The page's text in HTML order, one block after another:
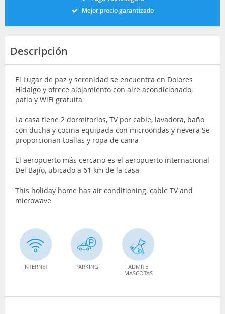
Mejor precio garantizado
Descripción
El Lugar de paz y serenidad se encuentra en Dolores
Hidalgo y ofrece alojamiento con aire acondicionado,
patio y WiFi gratuita
La casa tiene 2 dormitorios, TV por cable, lavadora, baño
con ducha y cocina equipada con microondas y nevera Se
proporcionan toallas y ropa de cama
El aeropuerto más cercano es el aeropuerto internacional
Del Bajío, ubicado a 61 km de la casa
This holiday home has air conditioning, cable TV and
microwave
INTERNET PARKING
ADMITE
MASCOTAS